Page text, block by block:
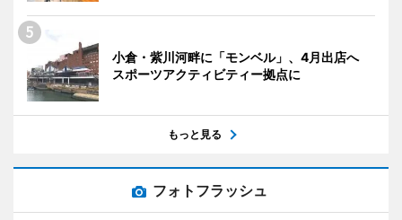
小倉・紫川河畔に「モンベル」、4月出店へ
スポーツアクティビティー拠点に
もっと見る
フォトフラッシュ